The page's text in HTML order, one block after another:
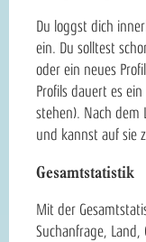
Du loggst dich
ein. Du solltest
oder ein neues
Profils dauert es
stehen). Nach dem
und kannst auf sie
Gesamtstatistik
Mit der
Suchanfrage,